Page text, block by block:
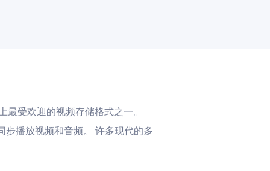
受欢迎的视频存储格式之一。
播放视频和音频。 许多现代的多